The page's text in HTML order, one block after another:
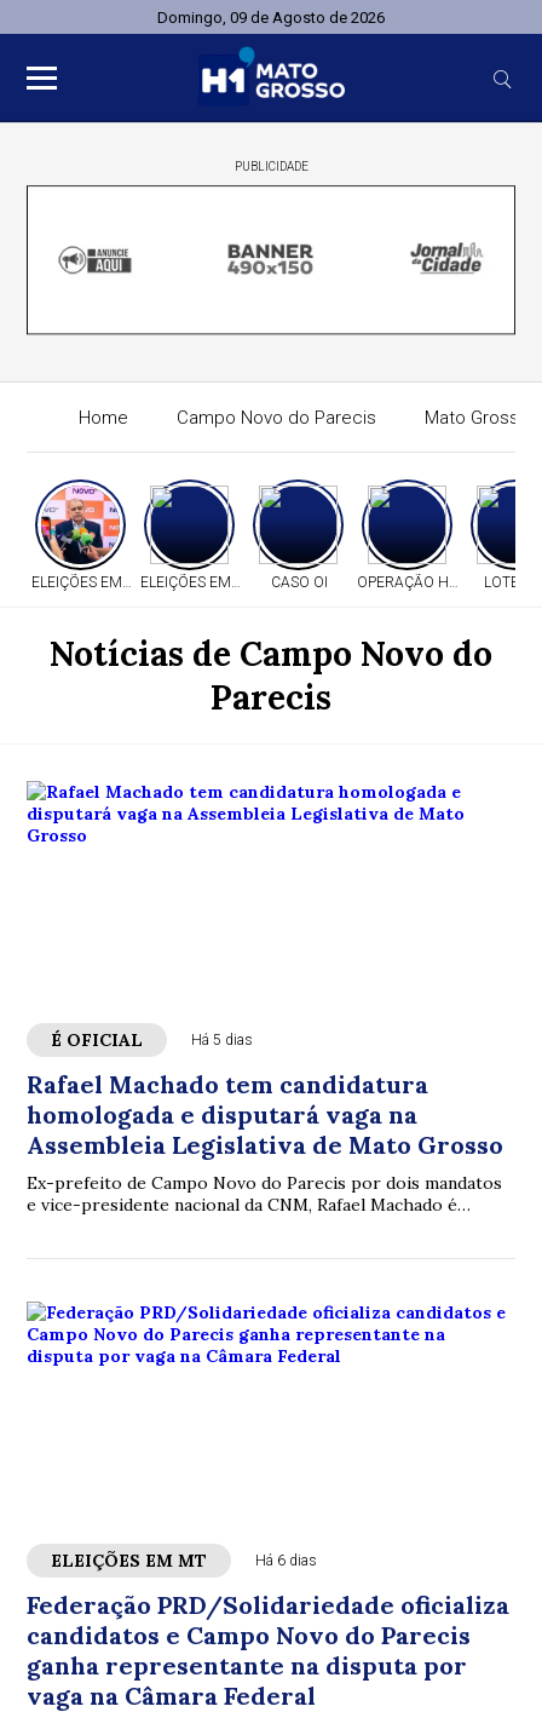
Domingo, 09 de Agosto de 2026
PUBLICIDADE
Home Campo Novo do Parecis Mato Grosso
ELEIÇÕES EM MTELEIÇÕES EM MT CASO OI OPERAÇÃO HERITAGE
Notícias de Campo Novo do
Parecis
É OFICIAL Há 5 dias
Rafael Machado tem candidatura
homologada e disputará vaga na
Assembleia Legislativa de Mato Grosso
Ex-prefeito de Campo Novo do Parecis por dois mandatos
e vice-presidente nacional da CNM, Rafael Machado é
ELEIÇÕES EM MT Há 6 dias
Federação PRD/Solidariedade oficializa
candidatos e Campo Novo do Parecis
ganha representante na disputa por
vaga na Câmara Federal